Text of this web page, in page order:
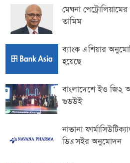
মেঘনা
তামিম
ব্যাংক এশিয়ার
হয়েছে
বাংলাদেশে ইও জি২
গুডউই
নাভানা
ডিএসইর অনুমোদন